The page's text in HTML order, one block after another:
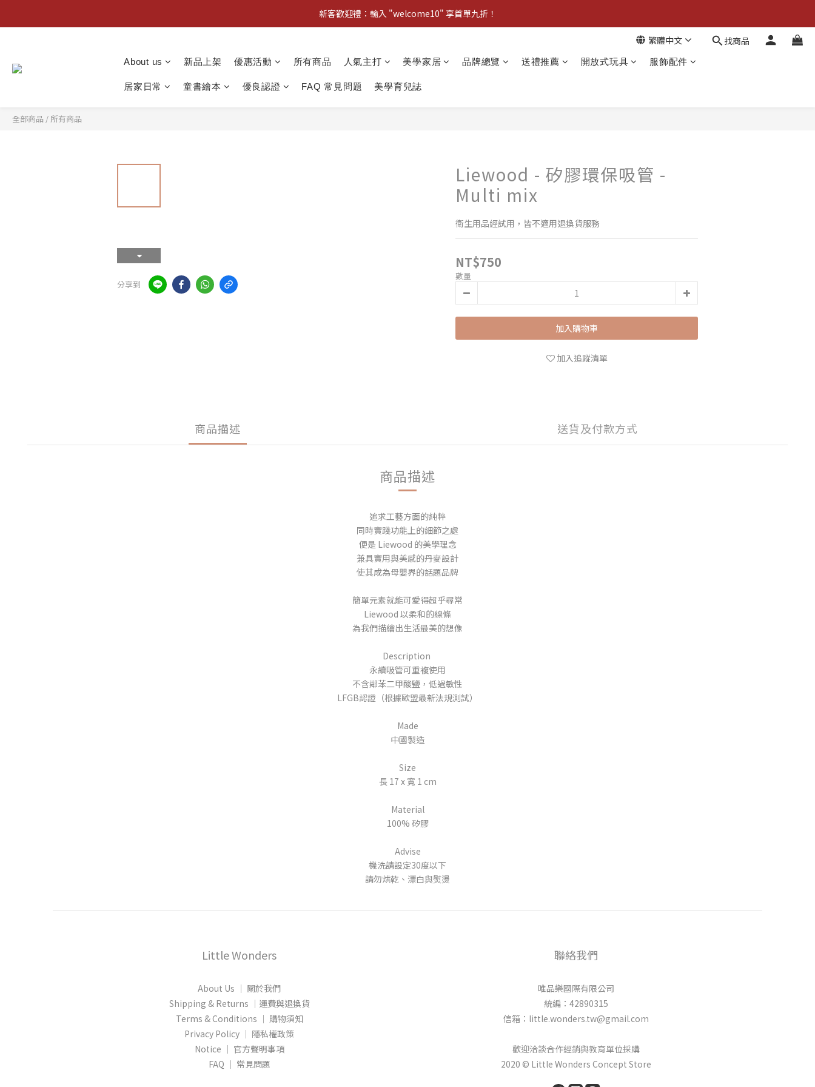
新客歡迎禮：輸入 "welcome10" 享首單九折！
新客歡迎禮：輸入 "welcome10" 享首單九折！
新客歡迎禮：輸入 "welcome10" 享首單九折！
繁體中文 找商品
About us 新品上架 優惠活動 所有商品 人氣主打 美學家居 品牌總覽 送禮推薦 開放式玩具 服飾配件
居家日常 童書繪本 優良認證 FAQ 常見問題 美學育兒誌
全部商品 / 所有商品
分享到
Liewood - 矽膠環保吸管 -
Multi mix
衛生用品經試用，皆不適用退換貨服務
NT$750
數量
加入購物車
加入追蹤清單
商品描述 送貨及付款方式
商品描述
追求工藝方面的純粹
同時實踐功能上的細節之處
便是 Liewood 的美學理念
兼具實用與美感的丹麥設計
使其成為母嬰界的話題品牌
簡單元素就能可愛得超乎尋常
Liewood 以柔和的線條
為我們描繪出生活最美的想像
Description
永續吸管可重複使用
不含鄰苯二甲酸鹽，低過敏性
LFGB認證（根據歐盟最新法規測試）
Made
中國製造
Size
長 17 x 寬 1 cm
Material
100% 矽膠
Advise
機洗請設定30度以下
請勿烘乾、漂白與熨燙
Little Wonders
About Us │ 關於我們
Shipping & Returns │運費與退換貨
Terms & Conditions │ 購物須知
Privacy Policy │ 隱私權政策
Notice │ 官方聲明事項
FAQ │ 常見問題
聯絡我們
唯品樂國際有限公司
統編：42890315
信箱：little.wonders.tw@gmail.com
歡迎洽談合作經銷與教育單位採購
2020 © Little Wonders Concept Store